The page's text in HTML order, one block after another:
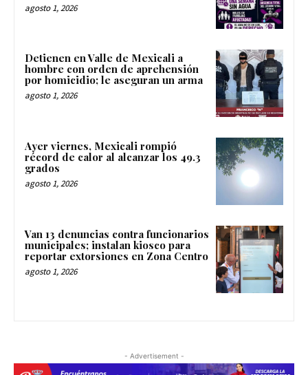
agosto 1, 2026
Detienen en Valle de Mexicali a
hombre con orden de aprehensión
por homicidio; le aseguran un arma
agosto 1, 2026
Ayer viernes, Mexicali rompió
récord de calor al alcanzar los 49.3
grados
agosto 1, 2026
Van 13 denuncias contra funcionarios
municipales; instalan kiosco para
reportar extorsiones en Zona Centro
agosto 1, 2026
- Advertisement -